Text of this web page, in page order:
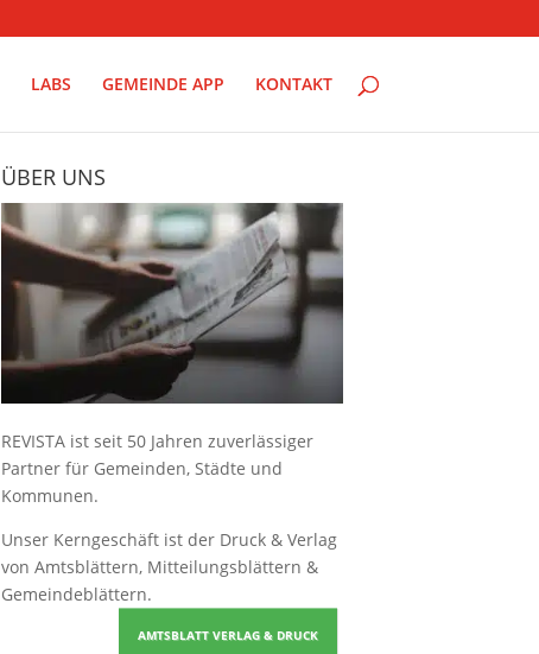
LABS GEMEINDE APP KONTAKT
ÜBER UNS
REVISTA ist seit 50 Jahren zuverlässiger
Partner für Gemeinden, Städte und
Kommunen.
Unser Kerngeschäft ist der Druck & Verlag
von Amtsblättern, Mitteilungsblättern &
Gemeindeblättern.
AMTSBLATT VERLAG & DRUCK